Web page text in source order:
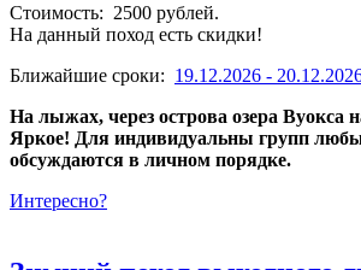
Стоимость: 2500 рублей.
На данный поход есть скидки!
Ближайшие сроки: 19.12.2026 -
На лыжах, через острова озера Вуокса
Яркое! Для индивидуальны групп
обсуждаются в личном порядке.
Интересно?